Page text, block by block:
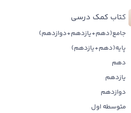
کتاب کمک درسی
جامع(دهم+یازدهم+دوازدهم)
پایه(دهم+یازدهم)
دهم
یازدهم
دوازدهم
متوسطه اول